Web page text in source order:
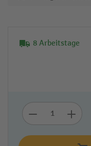
8 Arbeitstage